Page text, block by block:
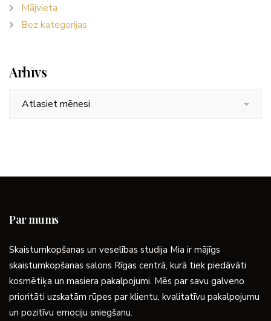
Mājvieta
Bez kategorijas
Arhīvs
Par mums
Skaistumkopšanas un veselības studija Mia ir mājīgs
skaistumkopšanas salons Rīgas centrā, kurā tiek piedāvāti
kosmētiķa un masiera pakalpojumi. Mēs par savu galveno
prioritāti uzskatām rūpes par klientu, kvalitatīvu pakalpojumu
un pozitīvu emociju sniegšanu.